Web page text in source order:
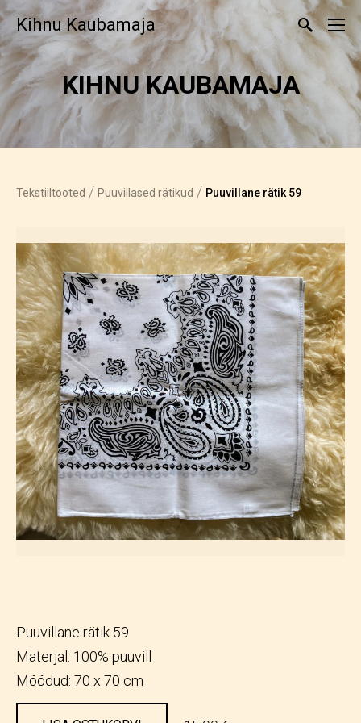
Kihnu Kaubamaja
KIHNU KAUBAMAJA
Tekstiiltooted / Puuvillased rätikud / Puuvillane rätik 59
Puuvillane rätik 59
Materjal: 100% puuvill
Mõõdud: 70 x 70 cm